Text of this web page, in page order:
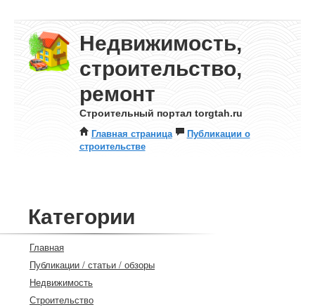
Недвижимость,
строительство,
ремонт
Строительный портал torgtah.ru
Главная страница
Публикации о
строительстве
Категории
Главная
Публикации / статьи / обзоры
Недвижимость
Строительство